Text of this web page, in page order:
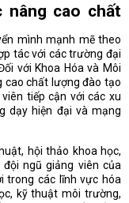
nâng cao chất
mình mạnh mẽ theo
tác với các trường đại
với Khoa Hóa và Môi
cao chất lượng đào tạo
tiếp cận với các xu
dạy hiện đại và mạng
hội thảo khoa học,
ngũ giảng viên của
trong các lĩnh vực hóa
kỹ thuật môi trường,